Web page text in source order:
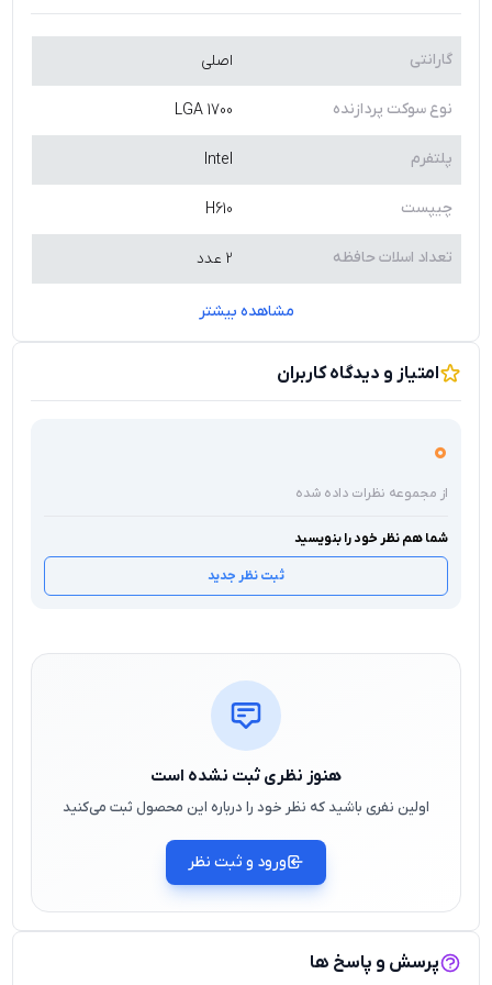
گارانتی اصلی
نوع سوکت پردازنده LGA 1700
پلتفرم Intel
چیپست H610
تعداد اسلات حافظه 2 عدد
مشاهده بیشتر
امتیاز و دیدگاه کاربران
0
از مجموعه نظرات داده شده
شما هم نظر خود را بنویسید
ثبت نظر جدید
هنوز نظری ثبت نشده است
اولین نفری باشید که نظر خود را درباره این محصول ثبت می‌کنید
ورود و ثبت نظر
پرسش و پاسخ ها